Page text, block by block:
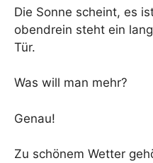
Die Sonne scheint, es
obendrein steht ein
Tür.
Was will man mehr?
Genau!
Zu schönem Wetter